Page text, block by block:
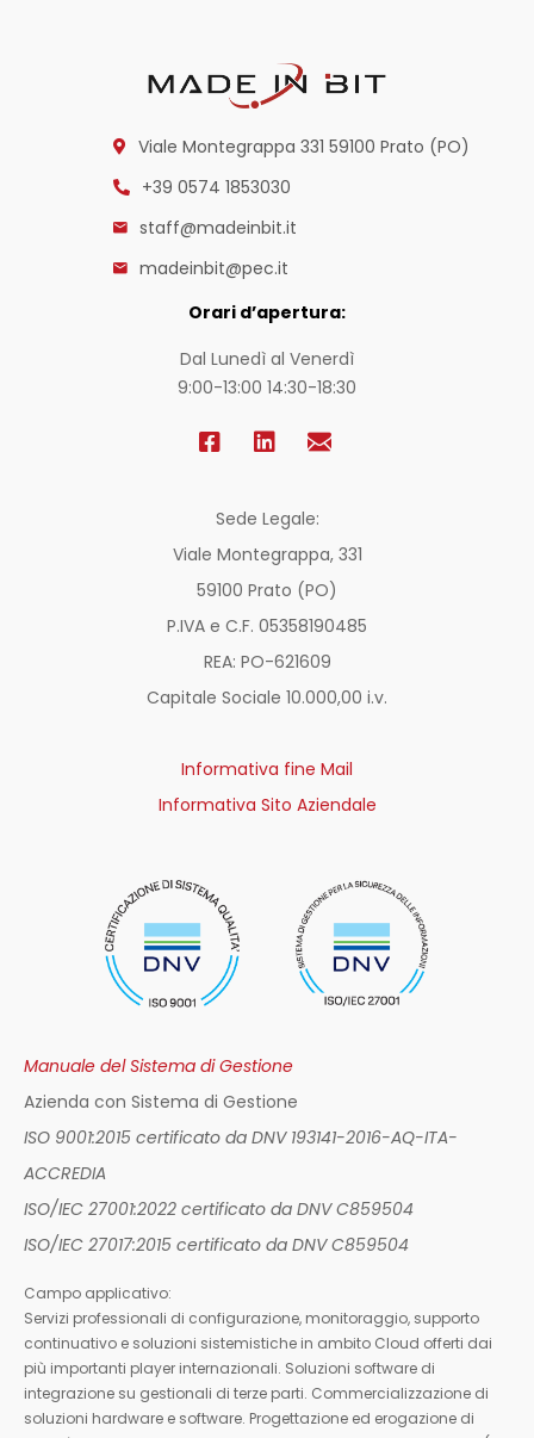
Viale Montegrappa 331 59100 Prato (PO)
+39 0574 1853030
staff@madeinbit.it
madeinbit@pec.it
Orari d’apertura:
Dal Lunedì al Venerdì
9:00-13:00 14:30-18:30
Sede Legale:
Viale Montegrappa, 331
59100 Prato (PO)
P.IVA e C.F. 05358190485
REA: PO-621609
Capitale Sociale 10.000,00 i.v.
Informativa fine Mail
Informativa Sito Aziendale
Manuale del Sistema di Gestione
Azienda con Sistema di Gestione
ISO 9001:2015 certificato da DNV 193141-2016-AQ-ITA-
ACCREDIA
ISO/IEC 27001:2022 certificato da DNV C859504
ISO/IEC 27017:2015 certificato da DNV C859504
Campo applicativo:
Servizi professionali di configurazione, monitoraggio, supporto
continuativo e soluzioni sistemistiche in ambito Cloud offerti dai
più importanti player internazionali. Soluzioni software di
integrazione su gestionali di terze parti. Commercializzazione di
soluzioni hardware e software. Progettazione ed erogazione di